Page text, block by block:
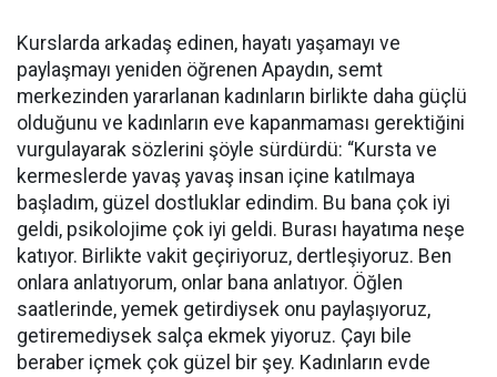
Kurslarda arkadaş edinen, hayatı yaşamayı ve
paylaşmayı yeniden öğrenen Apaydın, semt
merkezinden yararlanan kadınların birlikte daha güçlü
olduğunu ve kadınların eve kapanmaması gerektiğini
vurgulayarak sözlerini şöyle sürdürdü: “Kursta ve
kermeslerde yavaş yavaş insan içine katılmaya
başladım, güzel dostluklar edindim. Bu bana çok iyi
geldi, psikolojime çok iyi geldi. Burası hayatıma neşe
katıyor. Birlikte vakit geçiriyoruz, dertleşiyoruz. Ben
onlara anlatıyorum, onlar bana anlatıyor. Öğlen
saatlerinde, yemek getirdiysek onu paylaşıyoruz,
getiremediysek salça ekmek yiyoruz. Çayı bile
beraber içmek çok güzel bir şey. Kadınların evde